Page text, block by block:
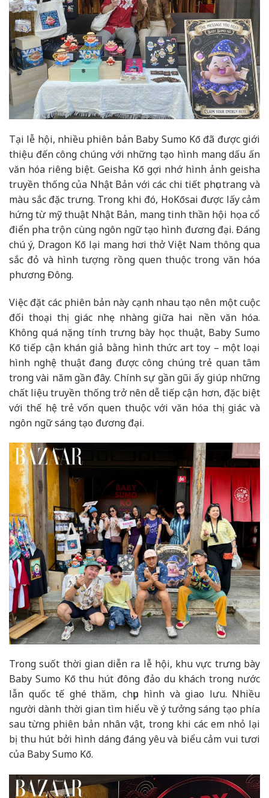
Tại lễ hội, nhiều phiên bản Baby Sumo Kō đã được giới
thiệu đến công chúng với những tạo hình mang dấu ấn
văn hóa riêng biệt. Geisha Kō gợi nhớ hình ảnh geisha
truyền thống của Nhật Bản với các chi tiết phục trang và
màu sắc đặc trưng. Trong khi đó, HoKōsai được lấy cảm
hứng từ mỹ thuật Nhật Bản, mang tinh thần hội họa cổ
điển pha trộn cùng ngôn ngữ tạo hình đương đại. Đáng
chú ý, Dragon Kō lại mang hơi thở Việt Nam thông qua
sắc đỏ và hình tượng rồng quen thuộc trong văn hóa
phương Đông.
Việc đặt các phiên bản này cạnh nhau tạo nên một cuộc
đối thoại thị giác nhẹ nhàng giữa hai nền văn hóa.
Không quá nặng tính trưng bày học thuật, Baby Sumo
Kō tiếp cận khán giả bằng hình thức art toy – một loại
hình nghệ thuật đang được công chúng trẻ quan tâm
trong vài năm gần đây. Chính sự gần gũi ấy giúp những
chất liệu truyền thống trở nên dễ tiếp cận hơn, đặc biệt
với thế hệ trẻ vốn quen thuộc với văn hóa thị giác và
ngôn ngữ sáng tạo đương đại.
Trong suốt thời gian diễn ra lễ hội, khu vực trưng bày
Baby Sumo Kō thu hút đông đảo du khách trong nước
lẫn quốc tế ghé thăm, chụp hình và giao lưu. Nhiều
người dành thời gian tìm hiểu về ý tưởng sáng tạo phía
sau từng phiên bản nhân vật, trong khi các em nhỏ lại
bị thu hút bởi hình dáng đáng yêu và biểu cảm vui tươi
của Baby Sumo Kō.